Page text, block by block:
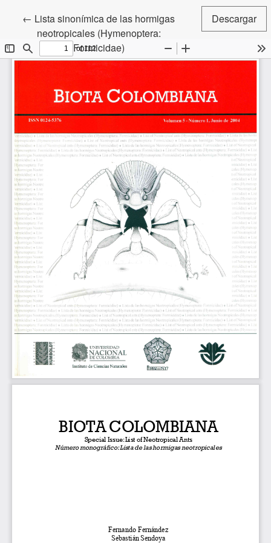
← Volver a los detalles del artículo
Lista sinonímica de las hormigas
neotropicales (Hymenoptera:
Formicidae)
Descargar